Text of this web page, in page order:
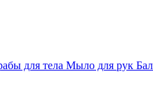
для тела Мыло для рук